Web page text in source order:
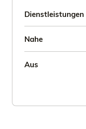
Dienstleistungen
Nahe
Aus